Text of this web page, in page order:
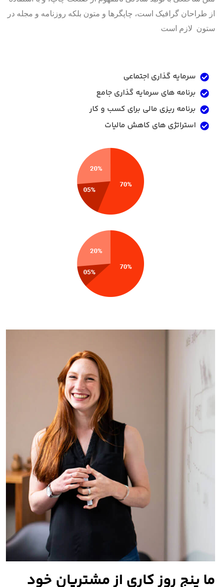
از طراحان گرافیک است، چاپگرها و متون بلکه روزنامه و مجله در
ستون لازم است
سرمایه گذاری اجتماعی
برنامه های سرمایه گذاری جامع
برنامه ریزی مالی برای کسب و کار
استراتژی های کاهش مالیات
ما پنج روز کاری از مشتریان خود